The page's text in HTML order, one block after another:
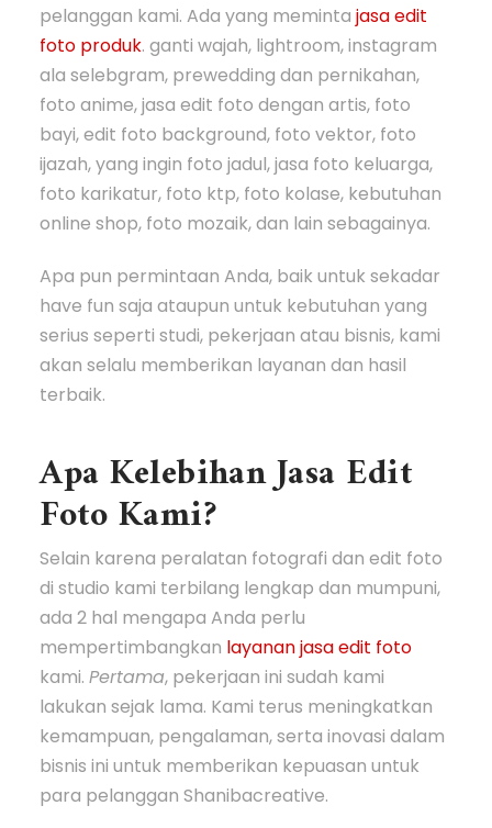
pelanggan kami. Ada yang memintajasa edit
foto produk. ganti wajah, lightroom, instagram
ala selebgram, prewedding dan pernikahan,
foto anime, jasa edit foto dengan artis, foto
bayi, edit foto background, foto vektor, foto
ijazah, yang ingin foto jadul, jasa foto keluarga,
foto karikatur, foto ktp, foto kolase, kebutuhan
online shop, foto mozaik, dan lain sebagainya.
Apa pun permintaan Anda, baik untuk sekadar
have fun saja ataupun untuk kebutuhan yang
serius seperti studi, pekerjaan atau bisnis, kami
akan selalu memberikan layanan dan hasil
terbaik.
Apa Kelebihan Jasa Edit
Foto Kami?
Selain karena peralatan fotografi dan edit foto
di studio kami terbilang lengkap dan mumpuni,
ada 2 hal mengapa Anda perlu
mempertimbangkan layanan jasa edit foto
kami.Pertama, pekerjaan ini sudah kami
lakukan sejak lama. Kami terus meningkatkan
kemampuan, pengalaman, serta inovasi dalam
bisnis ini untuk memberikan kepuasan untuk
para pelanggan Shanibacreative.